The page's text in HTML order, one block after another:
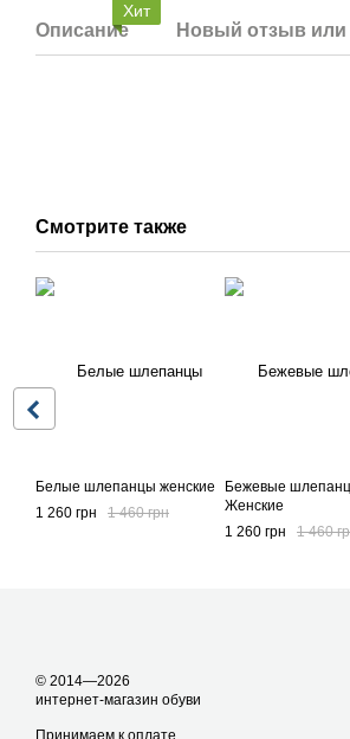
Хит
Описание Новый отзыв или
Смотрите также
Белые шлепанцы женские
1 260 грн
1 460 грн
Бежевые
Женские
1 260 грн
1 460
© 2014—2026
интернет-магазин обуви
Принимаем к оплате